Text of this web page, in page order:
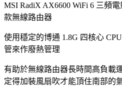
MSI RadiX AX6600 WiFi 6 三頻
款無線路由器
使用穩定的博通 1.8G 四核心
管來作廢熱管理
有助於無線路由器長時間高負載
定得加裝風扇吹才能頂住南部的